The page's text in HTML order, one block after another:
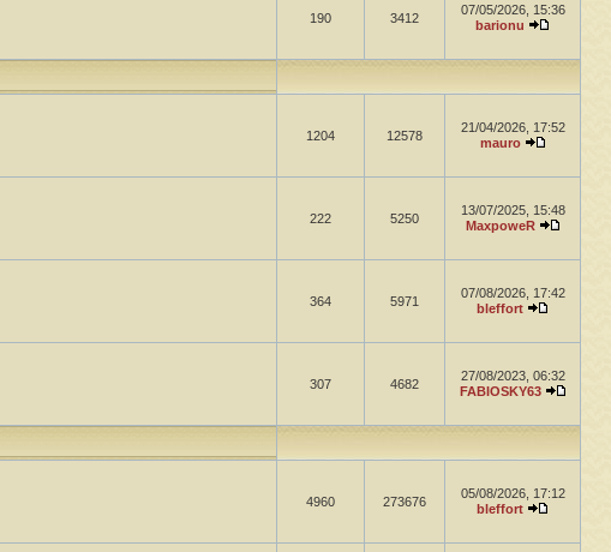
190 3412
07/05/2026, 15:36
barionu
1204 12578
21/04/2026, 17:52
mauro
222 5250
13/07/2025, 15:48
MaxpoweR
364 5971
07/08/2026, 17:42
bleffort
307 4682
27/08/2023, 06:32
FABIOSKY63
4960 273676
05/08/2026, 17:12
bleffort